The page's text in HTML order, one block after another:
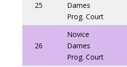
25
Dames
Prog. Court
26
Novice
Dames
Prog. Court